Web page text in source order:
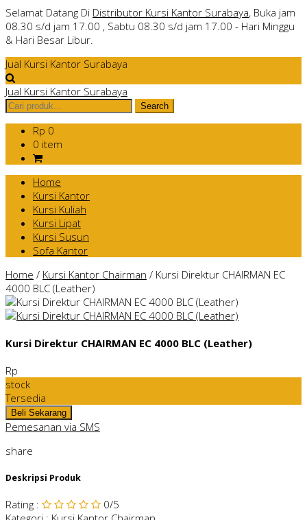
Selamat Datang Di Distributor Kursi Kantor Surabaya, Buka jam
08.30 s/d jam 17.00 , Sabtu 08.30 s/d jam 17.00 - Hari Minggu
& Hari Besar Libur.
Jual Kursi Kantor Surabaya
Jual Kursi Kantor Surabaya
Rp 0
0 item
Home
Kursi Kantor
Kursi Kuliah
Kursi Lipat
Kursi Susun
Sofa Kantor
Home / Kursi Kantor Chairman / Kursi Direktur CHAIRMAN EC
4000 BLC (Leather)
Kursi Direktur CHAIRMAN EC 4000 BLC (Leather)
Rp
stock
Tersedia
Pemesanan via SMS
share
Deskripsi Produk
Rating : 0/5